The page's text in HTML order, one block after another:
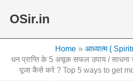
OSir.in
Home
आध्यात्म (
धन प्राप्ति के 5 अचूक सफल उपाय / साधना
पूजा कैसे करे ? Top 5 ways to get